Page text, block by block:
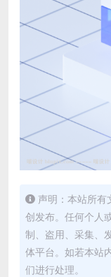
声明：本站所有
创发布。任何个人
制、盗用、采集、
体平台。如若本站
们进行处理。